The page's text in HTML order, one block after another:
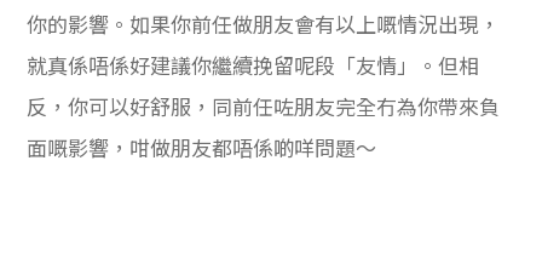
你的影響。如果你前任做朋友會有以上嘅情況出現，
就真係唔係好建議你繼續挽留呢段「友情」。但相
反，你可以好舒服，同前任咗朋友完全冇為你帶來負
面嘅影響，咁做朋友都唔係啲咩問題～